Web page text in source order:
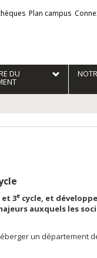
Plan campus
DU
et 3e cycle, et
auxquels les
un département